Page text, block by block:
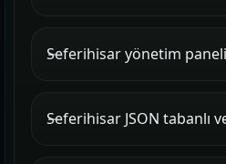
Seferihisar yönetim
Seferihisar JSON tabanlı